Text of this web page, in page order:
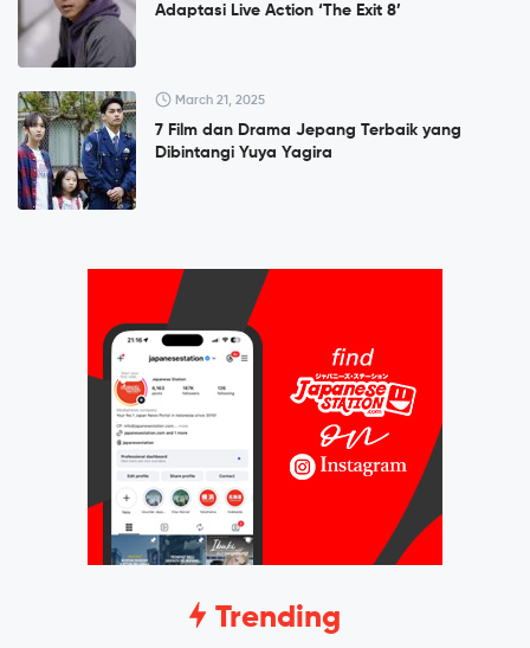
Adaptasi Live Action ‘The Exit 8’
March 21, 2025
7 Film dan Drama Jepang Terbaik yang
Dibintangi Yuya Yagira
Trending